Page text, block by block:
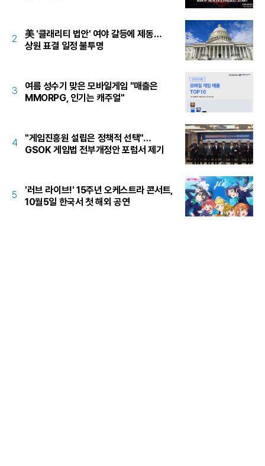
2
美 '클래리티 법안' 여야 갈등에 제동…
상원 표결 일정 불투명
3
여름 성수기 맞은 모바일게임 "매출은
MMORPG, 인기는 캐주얼"
4
"게임진흥원 설립은 정책적 선택"…
GSOK 게임법 전부개정안 포럼서 제기
5
'러브 라이브!' 15주년 오케스트라 콘서트,
10월5일 한국서 첫 해외 공연